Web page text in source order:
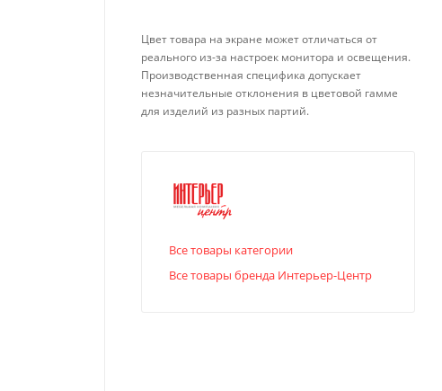
Цвет товара на экране может отличаться от
реального из-за настроек монитора и освещения.
Производственная специфика допускает
незначительные отклонения в цветовой гамме
для изделий из разных партий.
Все товары категории
Все товары бренда Интерьер-Центр